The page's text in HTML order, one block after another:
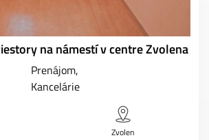
na námestí v centre Zvolena
Prenájom
Kancelárie
Zvolen